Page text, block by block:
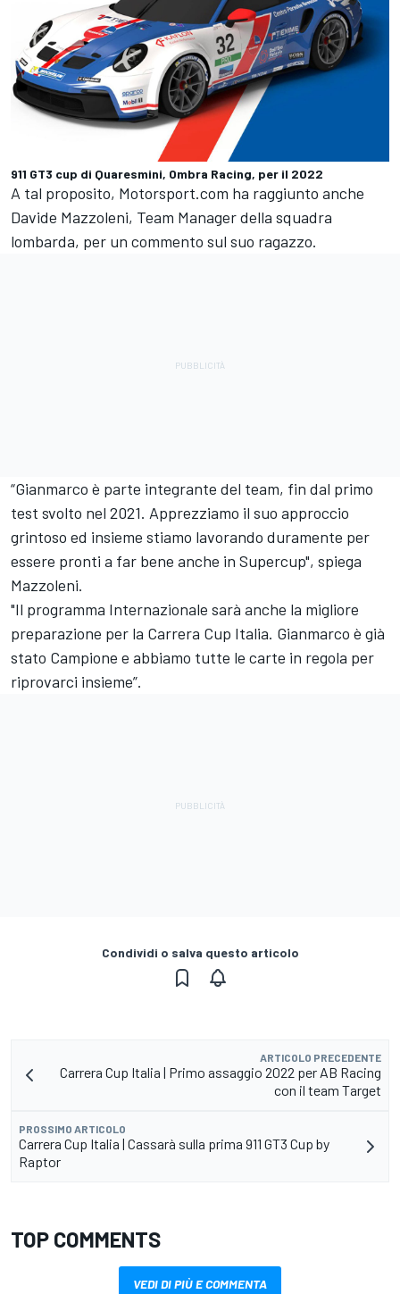
911 GT3 cup di Quaresmini, Ombra Racing, per il 2022
A tal proposito, Motorsport.com ha raggiunto anche
Davide Mazzoleni, Team Manager della squadra
lombarda, per un commento sul suo ragazzo.
“Gianmarco è parte integrante del team, fin dal primo
test svolto nel 2021. Apprezziamo il suo approccio
grintoso ed insieme stiamo lavorando duramente per
essere pronti a far bene anche in Supercup", spiega
Mazzoleni.
"Il programma Internazionale sarà anche la migliore
preparazione per la Carrera Cup Italia. Gianmarco è già
stato Campione e abbiamo tutte le carte in regola per
riprovarci insieme”.
Condividi o salva questo articolo
ARTICOLO PRECEDENTE
Carrera Cup Italia | Primo assaggio 2022 per AB Racing
con il team Target
PROSSIMO ARTICOLO
Carrera Cup Italia | Cassarà sulla prima 911 GT3 Cup by
Raptor
TOP COMMENTS
VEDI DI PIÙ E COMMENTA